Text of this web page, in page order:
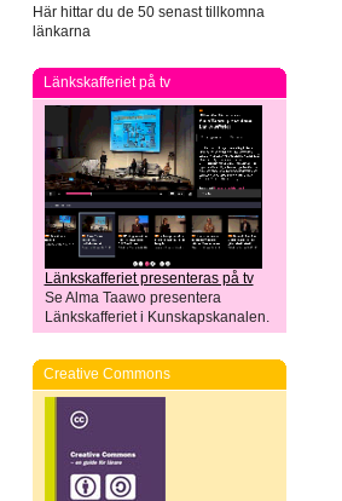
Här hittar du de 50 senast tillkomna
länkarna
Länkskafferiet på tv
Länkskafferiet presenteras på tv
Se Alma Taawo presentera
Länkskafferiet i Kunskapskanalen.
Creative Commons